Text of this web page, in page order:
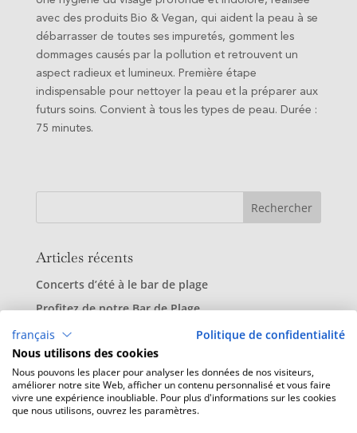
avec des produits Bio & Vegan, qui aident la peau à se
débarrasser de toutes ses impuretés, gomment les
dommages causés par la pollution et retrouvent un
aspect radieux et lumineux. Première étape
indispensable pour nettoyer la peau et la préparer aux
futurs soins. Convient à tous les types de peau. Durée :
75 minutes.
Articles récents
Concerts d’été à le bar de plage
Profitez de notre Bar de Plage
Évasion à l’Hostal
Promo Spa Printemps
Itinéraires à vélo o à pied au départ de HE
Commentaires récents
français
Politique de confidentialité
Nous utilisons des cookies
Nous pouvons les placer pour analyser les données de nos visiteurs,
améliorer notre site Web, afficher un contenu personnalisé et vous faire
vivre une expérience inoubliable. Pour plus d'informations sur les cookies
que nous utilisons, ouvrez les paramètres.